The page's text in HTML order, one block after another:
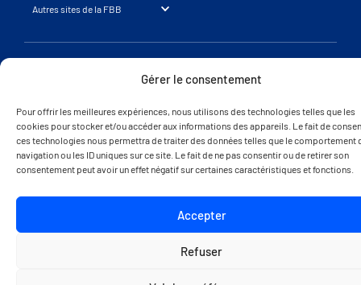
Gérer le consentement
Pour offrir les meilleures expériences, nous utilisons des technologies telles que les
cookies pour stocker et/ou accéder aux informations des appareils. Le fait de
ces technologies nous permettra de traiter des données telles que le comportement
navigation ou les ID uniques sur ce site. Le fait de ne pas consentir ou de retirer son
consentement peut avoir un effet négatif sur certaines caractéristiques et fonctions.
Accepter
Refuser
Autres sites de la FBB
Une réalisation SearchBooster.fr